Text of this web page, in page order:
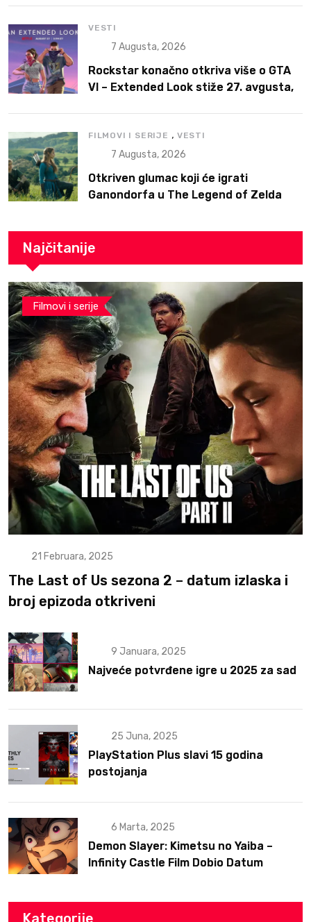
VESTI
7 Augusta, 2026
Rockstar konačno otkriva više o GTA
VI – Extended Look stiže 27. avgusta,
FILMOVI I SERIJE , VESTI
7 Augusta, 2026
Otkriven glumac koji će igrati
Ganondorfa u The Legend of Zelda
Najčitanije
Filmovi i serije
21 Februara, 2025
The Last of Us sezona 2 – datum izlaska i
broj epizoda otkriveni
9 Januara, 2025
Najveće potvrđene igre u 2025 za sad
25 Juna, 2025
PlayStation Plus slavi 15 godina
postojanja
6 Marta, 2025
Demon Slayer: Kimetsu no Yaiba –
Infinity Castle Film Dobio Datum